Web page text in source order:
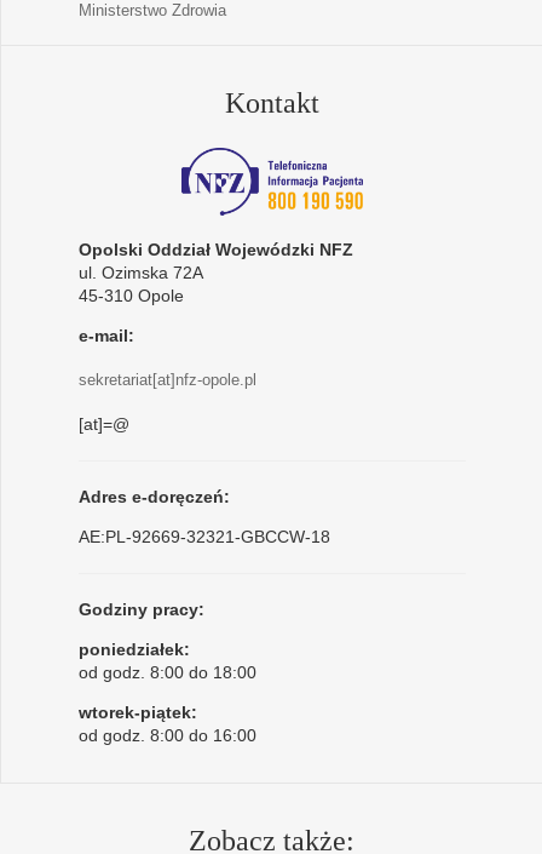
Ministerstwo Zdrowia
Kontakt
Opolski Oddział Wojewódzki NFZ
ul. Ozimska 72A
45-310 Opole
e-mail:
sekretariat[at]nfz-opole.pl
[at]=@
Adres e-doręczeń:
AE:PL-92669-32321-GBCCW-18
Godziny pracy:
poniedziałek:
od godz. 8:00 do 18:00
wtorek-piątek:
od godz. 8:00 do 16:00
Zobacz także: